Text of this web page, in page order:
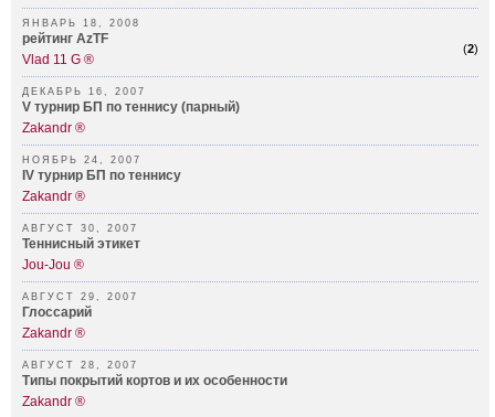
ЯНВАРЬ 18, 2008
(2)
рейтинг AzTF
Vlad 11 G ®
ДЕКАБРЬ 16, 2007
V турнир БП по теннису (парный)
Zakandr ®
НОЯБРЬ 24, 2007
IV турнир БП по теннису
Zakandr ®
АВГУСТ 30, 2007
Теннисный этикет
Jou-Jou ®
АВГУСТ 29, 2007
Глоссарий
Zakandr ®
АВГУСТ 28, 2007
Типы покрытий кортов и их особенности
Zakandr ®